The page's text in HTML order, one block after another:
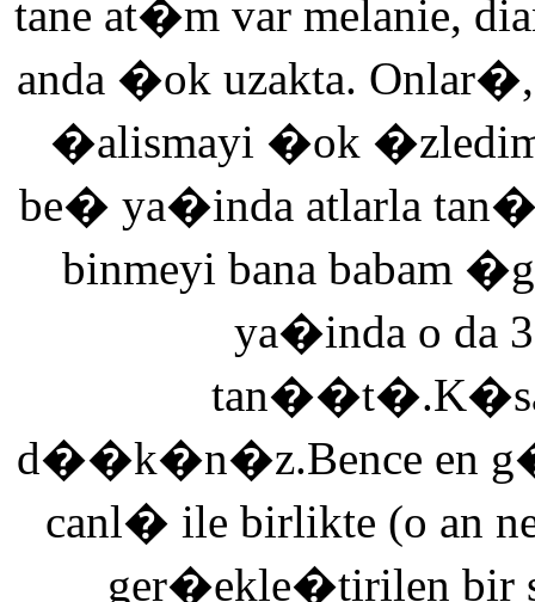
tane at�m var melanie,
anda �ok uzakta.
�alismayi �ok
be� ya�inda atlarla
binmeyi bana babam
ya�inda o da
d��k�n�z.Bence en
canl� ile birlikte (o an
ger�ekle�tirilen bir